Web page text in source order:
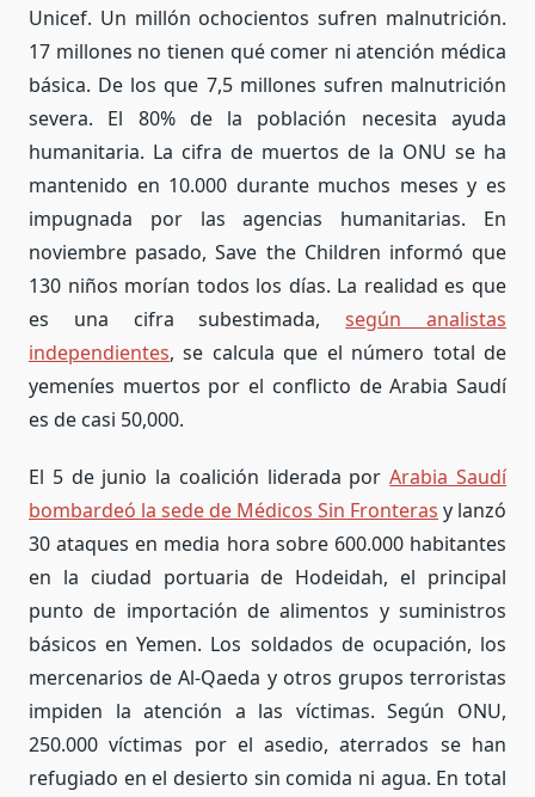
Unicef. Un millón ochocientos sufren malnutrición.
17 millones no tienen qué comer ni atención médica
básica. De los que 7,5 millones sufren malnutrición
severa. El 80% de la población necesita ayuda
humanitaria. La cifra de muertos de la ONU se ha
mantenido en 10.000 durante muchos meses y es
impugnada por las agencias humanitarias. En
noviembre pasado, Save the Children informó que
130 niños morían todos los días. La realidad es que
es una cifra subestimada,según analistas
independientes, se calcula que el número total de
yemeníes muertos por el conflicto de Arabia Saudí
es de casi 50,000.
El 5 de junio la coalición liderada porArabia Saudí
bombardeó la sede de Médicos Sin Fronteras y lanzó
30 ataques en media hora sobre 600.000 habitantes
en la ciudad portuaria de Hodeidah, el principal
punto de importación de alimentos y suministros
básicos en Yemen. Los soldados de ocupación, los
mercenarios de Al-Qaeda y otros grupos terroristas
impiden la atención a las víctimas. Según ONU,
250.000 víctimas por el asedio, aterrados se han
refugiado en el desierto sin comida ni agua. En total